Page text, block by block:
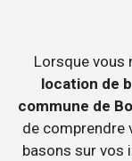
Lorsque vous
location de
commune de
de comprendre
basons sur vos